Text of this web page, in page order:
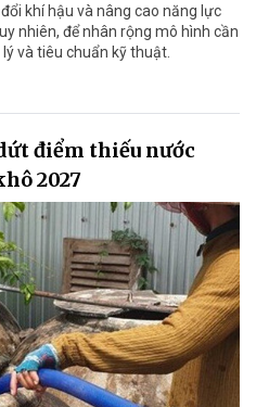
khí hậu và nâng cao năng lực
nhiên, để nhân rộng mô hình cần
và tiêu chuẩn kỹ thuật.
điểm thiếu nước
2027